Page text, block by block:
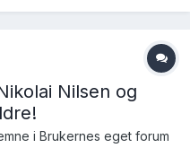
Nilsen og
i Brukernes eget forum